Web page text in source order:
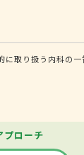
取り扱う内科の一
プローチ